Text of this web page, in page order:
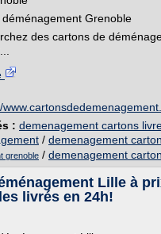
Grenoble
des cartons de
: demenagement cartons
/ demenagement
grenoble / demenagement carton
Lille à
livrés en 24h!